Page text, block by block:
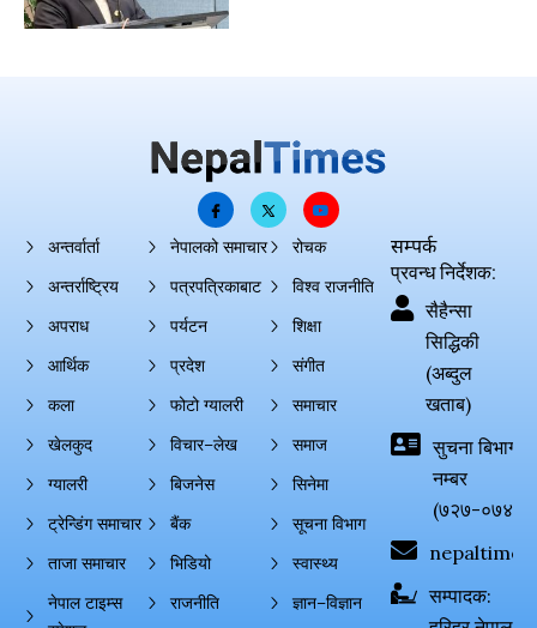
अन्तर्वार्ता
अन्तर्राष्ट्रिय
अपराध
आर्थिक
कला
खेलकुद
ग्यालरी
ट्रेन्डिंग समाचार
ताजा समाचार
नेपाल टाइम्स
नेपालको समाचार
पत्रपत्रिकाबाट
पर्यटन
प्रदेश
फोटो ग्यालरी
विचार–लेख
बिजनेस
बैंक
भिडियो
राजनीति
रोचक
विश्व राजनीति
शिक्षा
संगीत
समाचार
समाज
सिनेमा
सूचना विभाग
स्वास्थ्य
ज्ञान–विज्ञान
सम्पर्क
प्रवन्ध निर्देशक:
सैहैन्सा
सिद्धिकी
(अब्दुल
खताब)
सुचना बिभाग
नम्बर
(७२७-०७४-
सम्पादक: